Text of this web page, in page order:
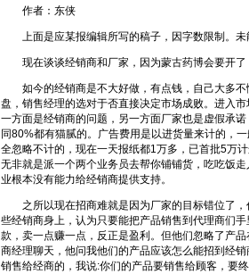
作者：东侠
上面是应某报编辑所写的稿子，因字数限制。未
现在谈谈经销商和厂家，因为蒙古药博会要开了
如今的经销商是不大好做，有点钱，自己大多不
盘，销售经理的选对于否直接决定市场成败。进入
一方面是经销商的问题，另一方面厂家也是虚假承
同80%都有猫腻的。广告费用是以进货量来计的，
全忽略不计的，现在一天报纸都1万多，已首批5万
无非就是派一个两个业务员去帮你铺铺货，吃吃饭
业根本没有能力给经销商提供支持。
之所以现在招商难就是因为厂家的目标错位了，
些经销商身上，认为只要能把产品销售到代理商们
款，卖一点赚一点，反正是盈利。但他们忽略了产
商经理聊天，他问我他们的产品应该怎么能招到经
销售给经商的，我说:你们的产品要销售给顾客，要